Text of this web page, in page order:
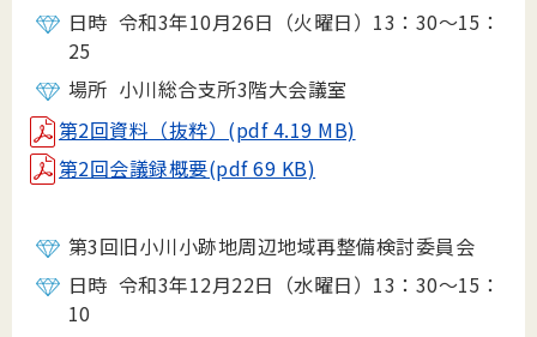
日時 令和3年10月26日（火曜日）13：30～15：
25
場所 小川総合支所3階大会議室
第2回資料（抜粋）(pdf 4.19 MB)
第2回会議録概要(pdf 69 KB)
第3回旧小川小跡地周辺地域再整備検討委員会
日時 令和3年12月22日（水曜日）13：30～15：
10